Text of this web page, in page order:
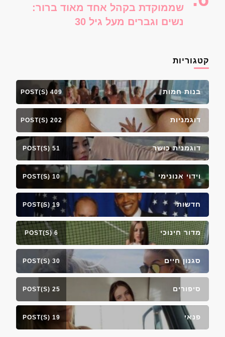
שממוקדת בקהל אחד מאוד ברור:
נשים וגברים מעל גיל 30
קטגוריות
בנות חמות 409 POST(S)
דוגמניות 202 POST(S)
דוגמנית כושר 51 POST(S)
וידוי אנונימי 10 POST(S)
חדשות 19 POST(S)
מדור חינוכי 6 POST(S)
סגנון חיים 30 POST(S)
סיפורים 25 POST(S)
פנאי 19 POST(S)